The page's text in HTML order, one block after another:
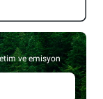
ve emisyon